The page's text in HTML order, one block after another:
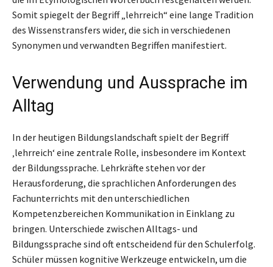
Somit spiegelt der Begriff „lehrreich“ eine lange Tradition
des Wissenstransfers wider, die sich in verschiedenen
Synonymen und verwandten Begriffen manifestiert.
Verwendung und Aussprache im
Alltag
In der heutigen Bildungslandschaft spielt der Begriff
‚lehrreich‘ eine zentrale Rolle, insbesondere im Kontext
der Bildungssprache. Lehrkräfte stehen vor der
Herausforderung, die sprachlichen Anforderungen des
Fachunterrichts mit den unterschiedlichen
Kompetenzbereichen Kommunikation in Einklang zu
bringen. Unterschiede zwischen Alltags- und
Bildungssprache sind oft entscheidend für den Schulerfolg.
Schüler müssen kognitive Werkzeuge entwickeln, um die